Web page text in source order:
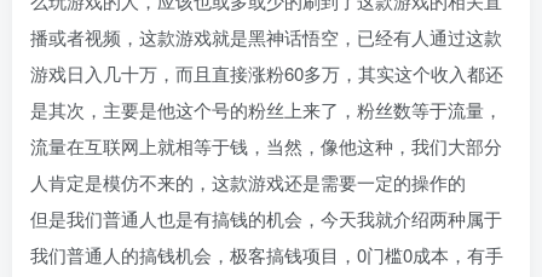
播或者视频，这款游戏就是黑神话悟空，已经有人通过这款
游戏日入几十万，而且直接涨粉60多万，其实这个收入都还
是其次，主要是他这个号的粉丝上来了，粉丝数等于流量，
流量在互联网上就相等于钱，当然，像他这种，我们大部分
人肯定是模仿不来的，这款游戏还是需要一定的操作的
但是我们普通人也是有搞钱的机会，今天我就介绍两种属于
我们普通人的搞钱机会，极客搞钱项目，0门槛0成本，有手